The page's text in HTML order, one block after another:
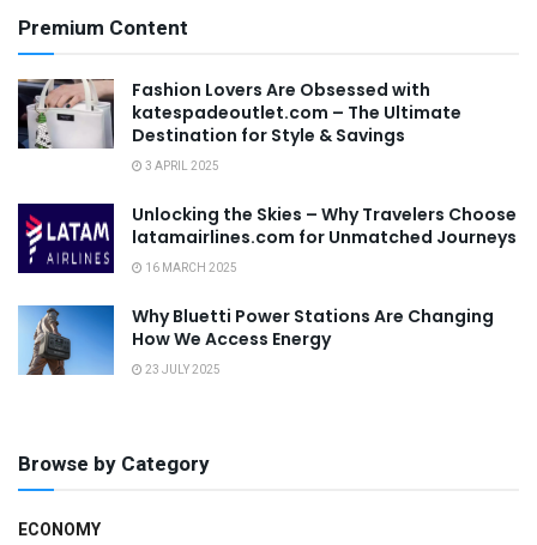
Premium Content
Fashion Lovers Are Obsessed with
katespadeoutlet.com – The Ultimate
Destination for Style & Savings
3 APRIL 2025
Unlocking the Skies – Why Travelers Choose
latamairlines.com for Unmatched Journeys
16 MARCH 2025
Why Bluetti Power Stations Are Changing
How We Access Energy
23 JULY 2025
Browse by Category
ECONOMY